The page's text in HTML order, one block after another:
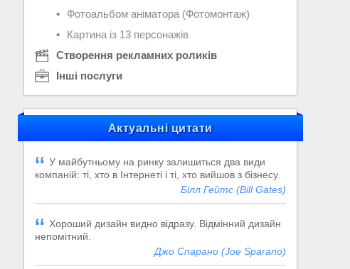
Фотоальбом аніматора (Фотомонтаж)
Картина із 13 персонажів
Створення рекламних роликів
Інші послуги
Актуальні цитати
У майбутньому на ринку залишиться два види
компаній: ті, хто в Інтернеті і ті, хто вийшов з бізнесу.
Білл Гейтс (Bill Gates)
Хороший дизайн видно відразу. Відмінний дизайн
непомітний.
Джо Спарано (Joe Sparano)